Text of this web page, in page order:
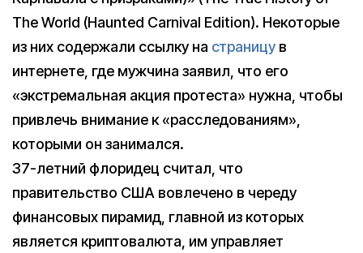
The World (Haunted Carnival Edition). Некоторые
из них содержали ссылку на страницу в
интернете, где мужчина заявил, что его
«экстремальная акция протеста» нужна, чтобы
привлечь внимание к «расследованиям»,
которыми он занимался.
37-летний флоридец считал, что
правительство США вовлечено в череду
финансовых пирамид, главной из которых
является криптовалюта, им управляет